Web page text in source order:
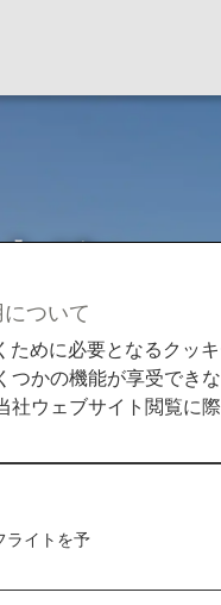
線）
ついて
めに必要となるクッ
かの機能が享受でき
社ウェブサイト閲覧に
ライトを予